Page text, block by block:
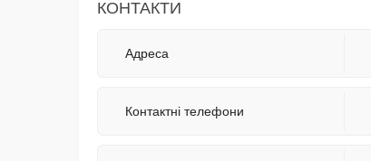
КОНТАКТИ
Адреса
Контактні телефони